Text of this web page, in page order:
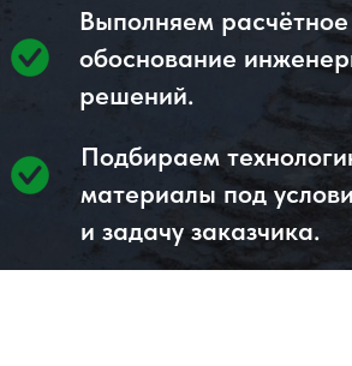
Геотехническое обследование и
проектирование требуется в случаях,
когда необходимо определить причину
дефектов основания, оценить текущее
состояние конструкций и подобрать
технически обоснованное решение для
усиления, стабилизации или
герметизации грунтов.